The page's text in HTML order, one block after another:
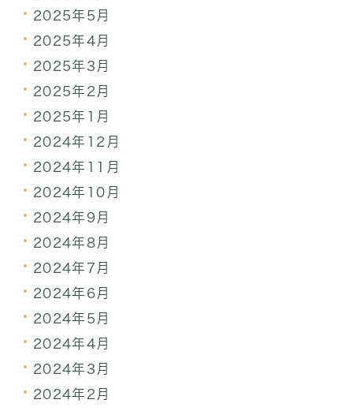
2025年5月
2025年4月
2025年3月
2025年2月
2025年1月
2024年12月
2024年11月
2024年10月
2024年9月
2024年8月
2024年7月
2024年6月
2024年5月
2024年4月
2024年3月
2024年2月